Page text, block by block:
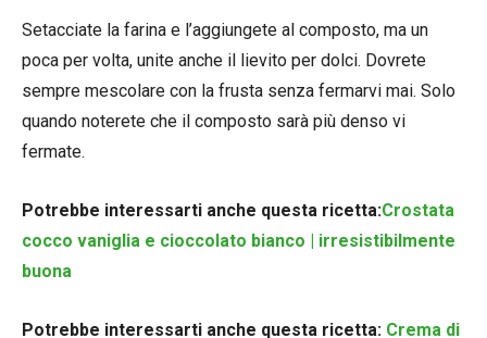
Setacciate la farina e l’aggiungete al composto, ma un
poca per volta, unite anche il lievito per dolci. Dovrete
sempre mescolare con la frusta senza fermarvi mai. Solo
quando noterete che il composto sarà più denso vi
fermate.
Potrebbe interessarti anche questa ricetta:Crostata
cocco vaniglia e cioccolato bianco | irresistibilmente
buona
Potrebbe interessarti anche questa ricetta: Crema di